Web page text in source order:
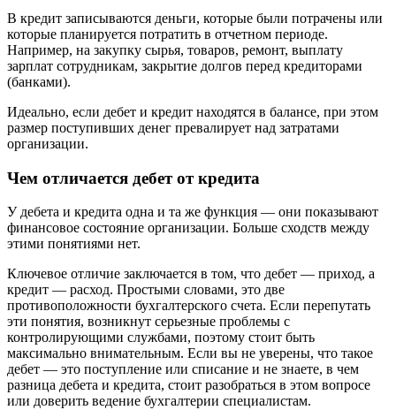
В кредит записываются деньги, которые были потрачены или
которые планируется потратить в отчетном периоде.
Например, на закупку сырья, товаров, ремонт, выплату
зарплат сотрудникам, закрытие долгов перед кредиторами
(банками).
Идеально, если дебет и кредит находятся в балансе, при этом
размер поступивших денег превалирует над затратами
организации.
Чем отличается дебет от кредита
У дебета и кредита одна и та же функция — они показывают
финансовое состояние организации. Больше сходств между
этими понятиями нет.
Ключевое отличие заключается в том, что дебет — приход, а
кредит — расход. Простыми словами, это две
противоположности бухгалтерского счета. Если перепутать
эти понятия, возникнут серьезные проблемы с
контролирующими службами, поэтому стоит быть
максимально внимательным. Если вы не уверены, что такое
дебет — это поступление или списание и не знаете, в чем
разница дебета и кредита, стоит разобраться в этом вопросе
или доверить ведение бухгалтерии специалистам.